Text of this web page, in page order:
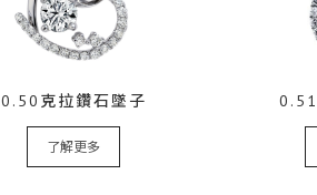
0.50克拉鑽石墜子
了解更多